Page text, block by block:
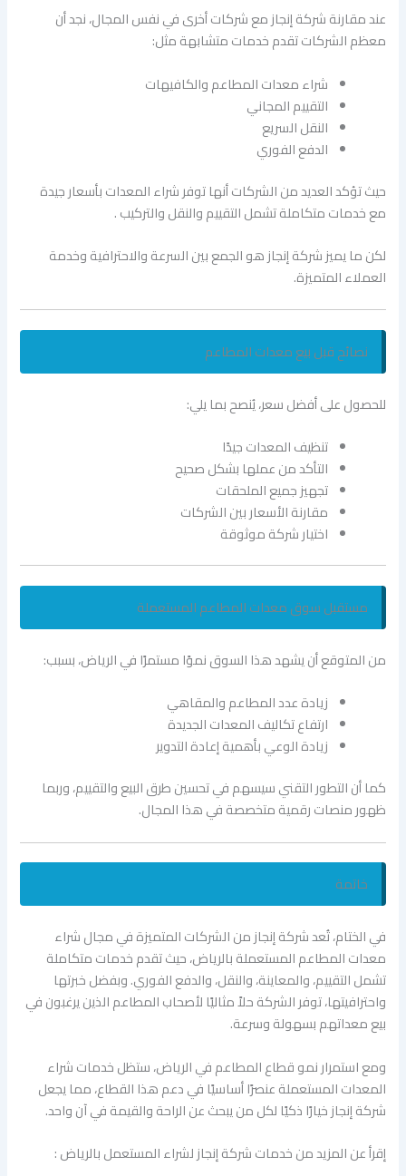
عند مقارنة شركة إنجاز مع شركات أخرى في نفس المجال، نجد أن
معظم الشركات تقدم خدمات متشابهة مثل:
شراء معدات المطاعم والكافيهات
التقييم المجاني
النقل السريع
الدفع الفوري
حيث تؤكد العديد من الشركات أنها توفر شراء المعدات بأسعار جيدة
مع خدمات متكاملة تشمل التقييم والنقل والتركيب .
لكن ما يميز شركة إنجاز هو الجمع بين السرعة والاحترافية وخدمة
العملاء المتميزة.
نصائح قبل بيع معدات المطاعم
للحصول على أفضل سعر، يُنصح بما يلي:
تنظيف المعدات جيدًا
التأكد من عملها بشكل صحيح
تجهيز جميع الملحقات
مقارنة الأسعار بين الشركات
اختيار شركة موثوقة
مستقبل سوق معدات المطاعم المستعملة
من المتوقع أن يشهد هذا السوق نموًا مستمرًا في الرياض، بسبب:
زيادة عدد المطاعم والمقاهي
ارتفاع تكاليف المعدات الجديدة
زيادة الوعي بأهمية إعادة التدوير
كما أن التطور التقني سيسهم في تحسين طرق البيع والتقييم، وربما
ظهور منصات رقمية متخصصة في هذا المجال.
خاتمة
في الختام، تُعد شركة إنجاز من الشركات المتميزة في مجال شراء
معدات المطاعم المستعملة بالرياض، حيث تقدم خدمات متكاملة
تشمل التقييم، والمعاينة، والنقل، والدفع الفوري. وبفضل خبرتها
واحترافيتها، توفر الشركة حلاً مثاليًا لأصحاب المطاعم الذين يرغبون في
بيع معداتهم بسهولة وسرعة.
ومع استمرار نمو قطاع المطاعم في الرياض، ستظل خدمات شراء
المعدات المستعملة عنصرًا أساسيًا في دعم هذا القطاع، مما يجعل
شركة إنجاز خيارًا ذكيًا لكل من يبحث عن الراحة والقيمة في آن واحد.
إقرأ عن المزيد من خدمات شركة إنجاز لشراء المستعمل بالرياض :